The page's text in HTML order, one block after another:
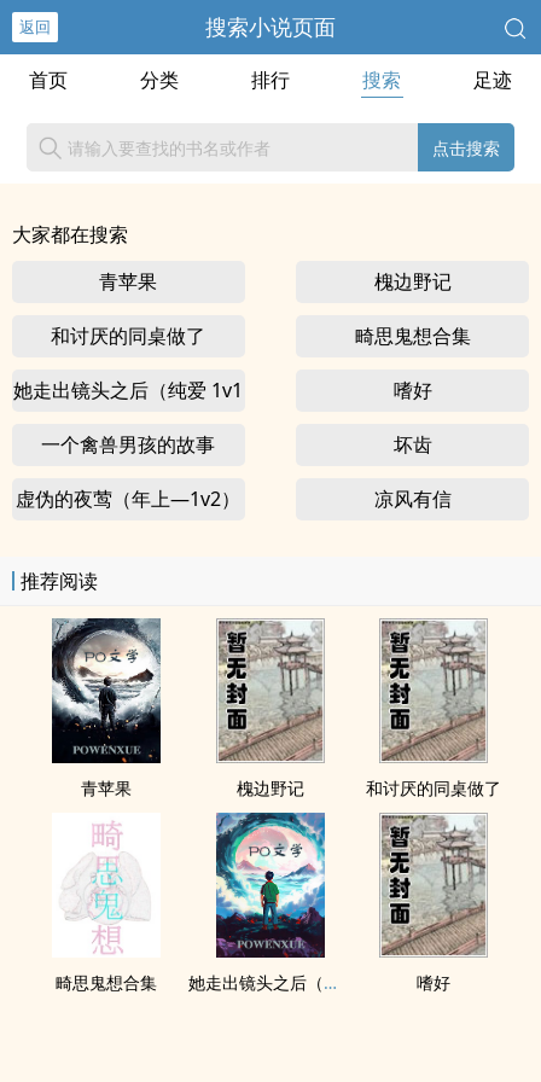
返回 搜索小说页面
首页 分类 排行 搜索 足迹
点击搜索
大家都在搜索
青苹果
槐边野记
和讨厌的同桌做了 畸思鬼想合集
她走出镜头之后（纯爱 1v1 嗜好
一个禽兽男孩的故事 坏齿
虚伪的夜莺（年上—1v2） 凉风有信
推荐阅读
青苹果 槐边野记 和讨厌的同桌做了
畸思鬼想合集 她走出镜头之后（纯爱 1v1 嗜好